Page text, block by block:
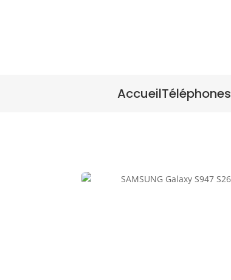
AccueilTéléphones